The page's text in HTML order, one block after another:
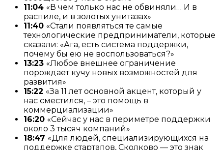
11:04 «В чем только нас не обвиняли… И в
распиле, и в золотых унитазах»
11:40 «Стали появляться те самые
технологические предприниматели, которые
сказали: «Ага, есть система поддержки,
почему бы ею не воспользоваться?»
13:23 «Любое внешнее ограничение
порождает кучу новых возможностей для
развития»
15:22 «За 11 лет основной акцент, который у
нас сместился, – это помощь в
коммерциализации»
16:20 «Сейчас у нас в периметре поддержки
около 3 тысяч компаний»
18:47 «Для людей, специализирующихся на
поддержке стартапов, Сколково — это знак